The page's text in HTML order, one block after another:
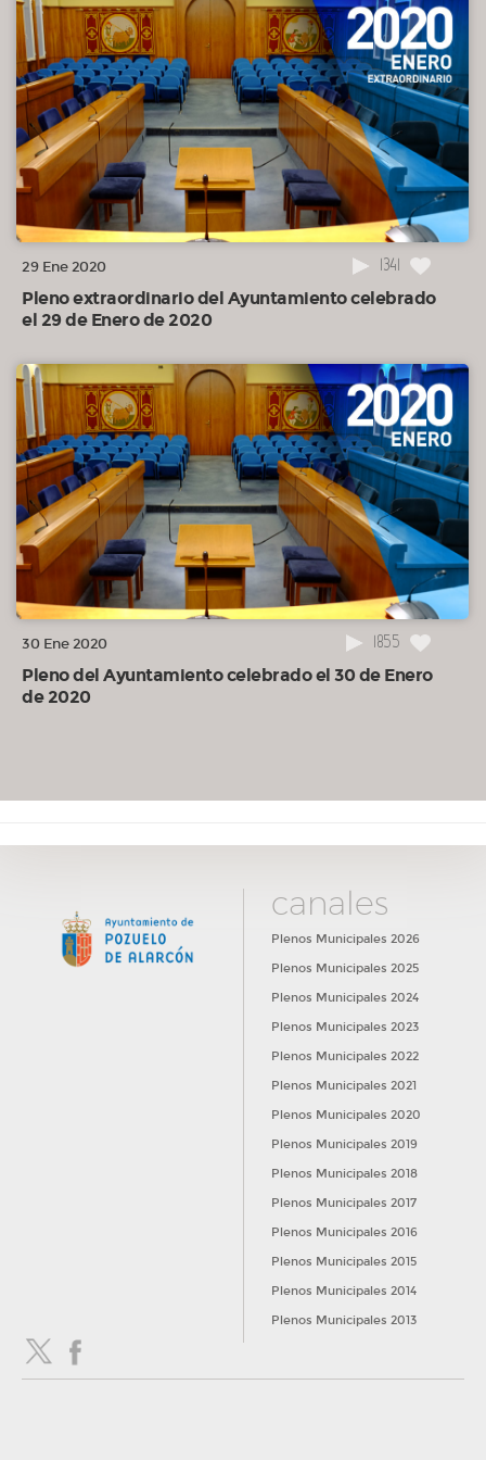
convocatoria.
03:19:08 19º.- Otros, en su caso, asuntos urgentes.
29 Ene 2020 1341
Pleno extraordinario del Ayuntamiento celebrado
el 29 de Enero de 2020
30 Ene 2020 1855
Pleno del Ayuntamiento celebrado el 30 de Enero
de 2020
canales
Plenos Municipales 2026
Plenos Municipales 2025
Plenos Municipales 2024
Plenos Municipales 2023
Plenos Municipales 2022
Plenos Municipales 2021
Plenos Municipales 2020
Plenos Municipales 2019
Plenos Municipales 2018
Plenos Municipales 2017
Plenos Municipales 2016
Plenos Municipales 2015
Plenos Municipales 2014
Plenos Municipales 2013